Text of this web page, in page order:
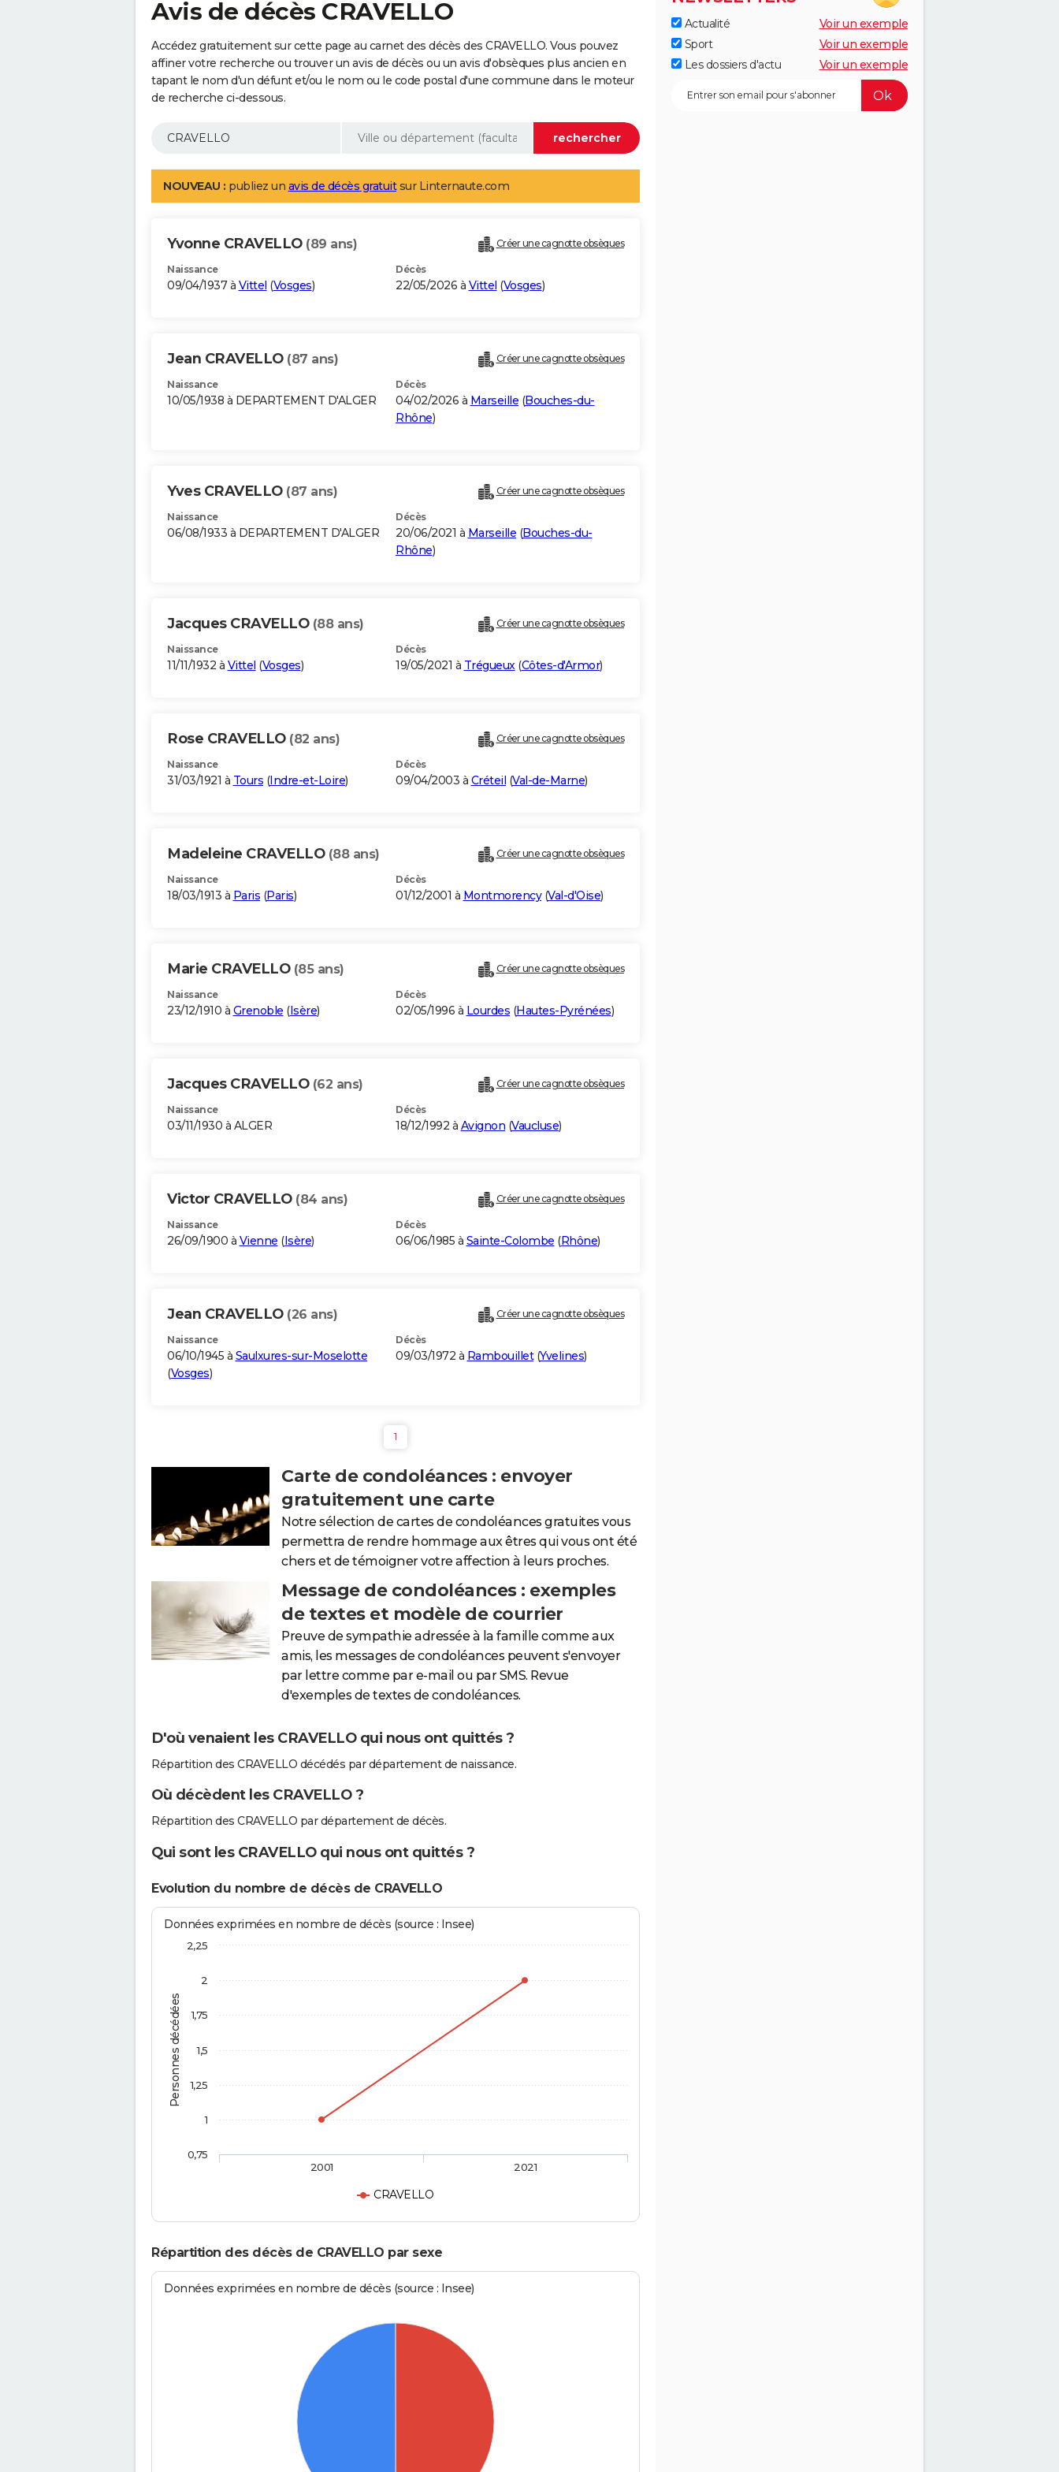
Avis de décès CRAVELLO
Accédez gratuitement sur cette page au carnet des décès des CRAVELLO. Vous pouvez
affiner votre recherche ou trouver un avis de décès ou un avis d'obsèques plus ancien en
tapant le nom d'un défunt et/ou le nom ou le code postal d'une commune dans le moteur
de recherche ci-dessous.
NOUVEAU : publiez un avis de décès gratuitsur Linternaute.com
Yvonne CRAVELLO (89 ans) Créer une cagnotte obsèques
Naissance
09/04/1937 à Vittel (Vosges)
Décès
22/05/2026 à Vittel (Vosges)
Jean CRAVELLO (87 ans) Créer une cagnotte obsèques
Naissance
10/05/1938 à DEPARTEMENT D'ALGER
Décès
04/02/2026 à Marseille (Bouches-du-
Rhône)
Yves CRAVELLO (87 ans) Créer une cagnotte obsèques
Naissance
06/08/1933 à DEPARTEMENT D'ALGER
Décès
20/06/2021 à Marseille (Bouches-du-
Rhône)
Jacques CRAVELLO (88 ans) Créer une cagnotte obsèques
Naissance
11/11/1932 à Vittel (Vosges)
Décès
19/05/2021 à Trégueux(Côtes-d'Armor)
Rose CRAVELLO (82 ans) Créer une cagnotte obsèques
Naissance
31/03/1921 à Tours (Indre-et-Loire)
Décès
09/04/2003 à Créteil (Val-de-Marne)
Madeleine CRAVELLO (88 ans) Créer une cagnotte obsèques
Naissance
18/03/1913 à Paris (Paris)
Décès
01/12/2001 à Montmorency(Val-d'Oise)
Marie CRAVELLO (85 ans) Créer une cagnotte obsèques
Naissance
23/12/1910 à Grenoble (Isère)
Décès
02/05/1996 à Lourdes (Hautes-Pyrénées)
Jacques CRAVELLO (62 ans) Créer une cagnotte obsèques
Naissance
03/11/1930 à ALGER
Décès
18/12/1992 à Avignon (Vaucluse)
Victor CRAVELLO (84 ans) Créer une cagnotte obsèques
Naissance
26/09/1900 à Vienne (Isère)
Décès
06/06/1985 à Sainte-Colombe (Rhône)
Jean CRAVELLO (26 ans) Créer une cagnotte obsèques
Naissance
06/10/1945 à Saulxures-sur-Moselotte
(Vosges)
Décès
09/03/1972 à Rambouillet(Yvelines)
1
Carte de condoléances : envoyer
gratuitement une carte
Notre sélection de cartes de condoléances gratuites vous
permettra de rendre hommage aux êtres qui vous ont été
chers et de témoigner votre affection à leurs proches.
Message de condoléances : exemples
de textes et modèle de courrier
Preuve de sympathie adressée à la famille comme aux
amis, les messages de condoléances peuvent s'envoyer
par lettre comme par e-mail ou par SMS. Revue
d'exemples de textes de condoléances.
D'où venaient les CRAVELLO qui nous ont quittés ?
Répartition des CRAVELLO décédés par département de naissance.
Où décèdent les CRAVELLO ?
Répartition des CRAVELLO par département de décès.
Qui sont les CRAVELLO qui nous ont quittés ?
Evolution du nombre de décès de CRAVELLO
Personnes décédées
Données exprimées en nombre de décès (source : Insee)
CRAVELLO
2001 2021
0,75
1
1,25
1,5
1,75
2
2,25
Répartition des décès de CRAVELLO par sexe
Données exprimées en nombre de décès (source : Insee)
Actualité
Voir un exemple
Sport
Voir un exemple
Les dossiers d'actu
Voir un exemple